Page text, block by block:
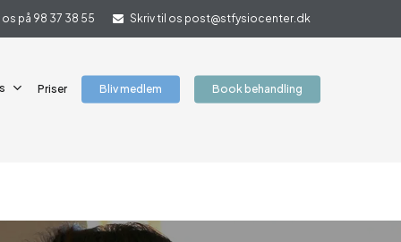
os på 98 37 38 55 Skriv til os post@stfysiocenter.dk
Priser Bliv medlem Book behandling